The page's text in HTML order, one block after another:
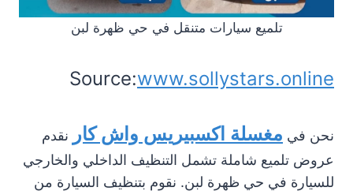
تلميع سيارات متنقل في حي ظهرة لبن
Source:www.sollystars.online
نحن في مغسلة اكسبيريس واش كار
نقدم
عروض تلميع شاملة تشمل التنظيف الداخلي والخارجي
للسيارة في حي ظهرة لبن. نقوم بتنظيف السيارة من